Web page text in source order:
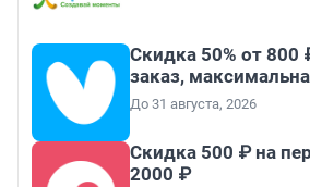
Скидка 50% от 800
заказ,
До 31 августа, 2026
Скидка 500 ₽ на
2000 ₽